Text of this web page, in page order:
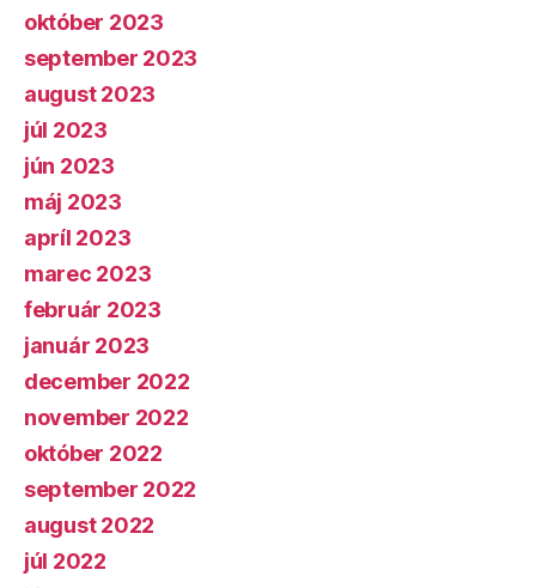
október 2023
september 2023
august 2023
júl 2023
jún 2023
máj 2023
apríl 2023
marec 2023
február 2023
január 2023
december 2022
november 2022
október 2022
september 2022
august 2022
júl 2022